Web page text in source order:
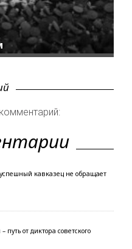
кавказец не обращает
путь от диктора советского